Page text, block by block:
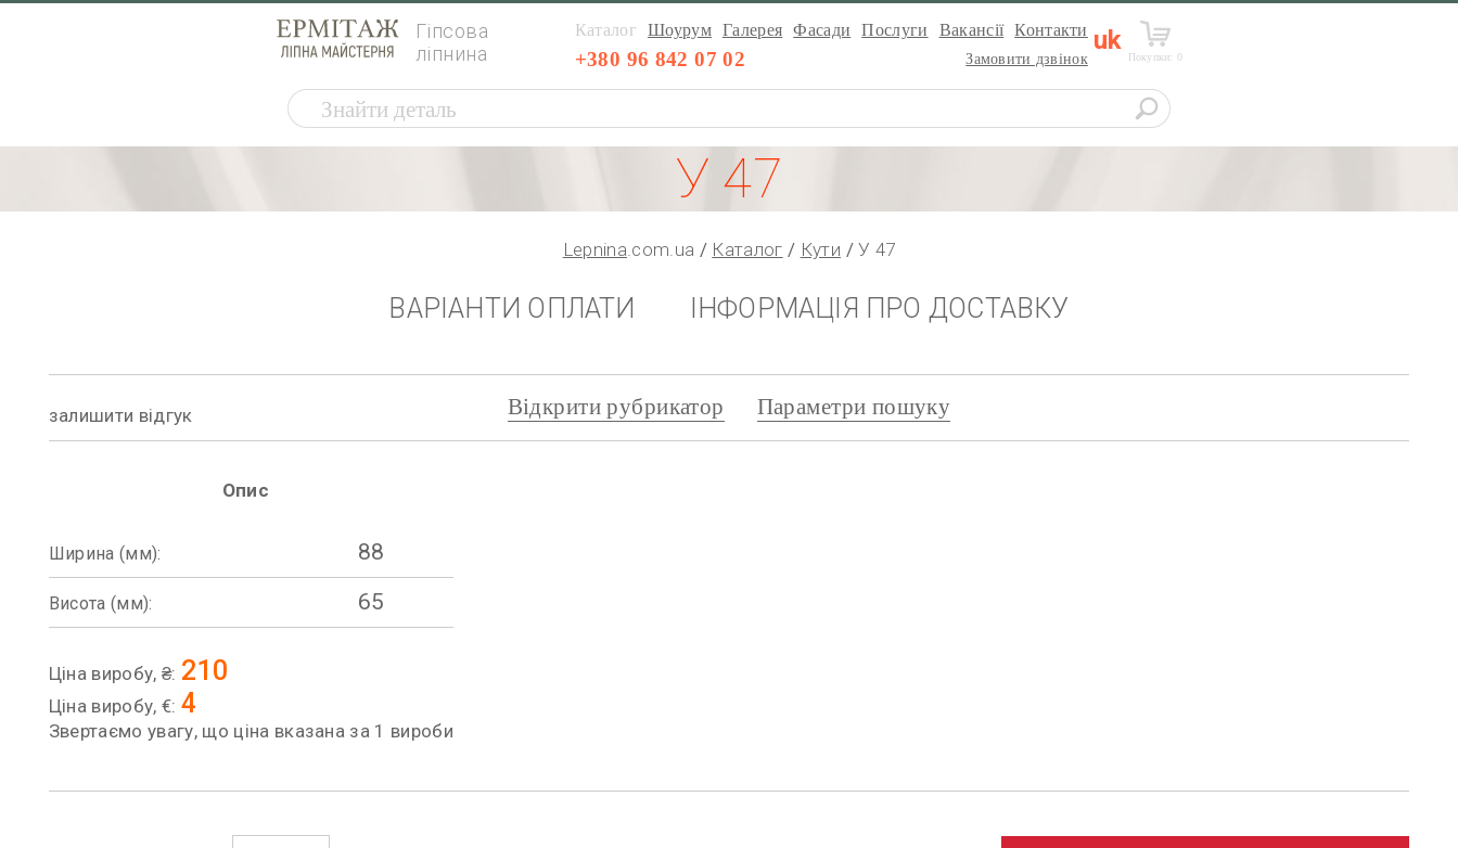
Гіпсова
ліпнина
Каталог Шоурум Галерея Фасади Послуги Вакансії Контакти
+380 96 842 07 02 Замовити дзвінок
uk
Покупки: 0
У 47
Lepnina.com.ua Каталог Кути У 47
ВАРІАНТИ ОПЛАТИ ІНФОРМАЦІЯ ПРО ДОСТАВКУ
залишити відгук Відкрити рубрикатор Параметри пошуку
Опис
Ширина (мм): 88
Висота (мм): 65
Ціна виробу, ₴: 210
Ціна виробу, €: 4
Звертаємо увагу, що ціна вказана за 1 вироби